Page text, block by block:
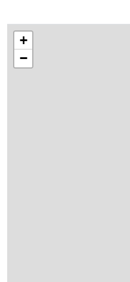
+
−